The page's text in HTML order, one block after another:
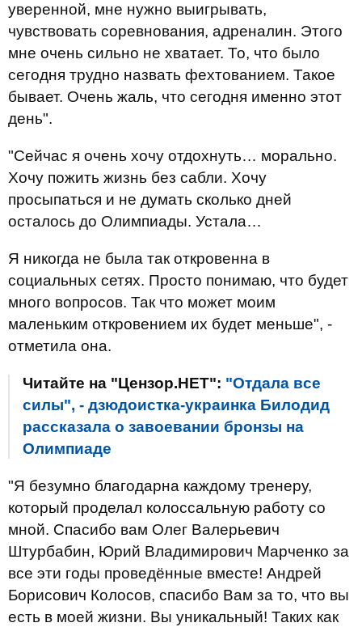
уверенной, мне нужно выигрывать,
чувствовать соревнования, адреналин. Этого
мне очень сильно не хватает. То, что было
сегодня трудно назвать фехтованием. Такое
бывает. Очень жаль, что сегодня именно этот
день".
"Сейчас я очень хочу отдохнуть… морально.
Хочу пожить жизнь без сабли. Хочу
просыпаться и не думать сколько дней
осталось до Олимпиады. Устала…
Я никогда не была так откровенна в
социальных сетях. Просто понимаю, что будет
много вопросов. Так что может моим
маленьким откровением их будет меньше", -
отметила она.
Читайте на "Цензор.НЕТ": "Отдала все
силы", - дзюдоистка-украинка Билодид
рассказала о завоевании бронзы на
Олимпиаде
"Я безумно благодарна каждому тренеру,
который проделал колоссальную работу со
мной. Спасибо вам Олег Валерьевич
Штурбабин, Юрий Владимирович Марченко за
все эти годы проведённые вместе! Андрей
Борисович Колосов, спасибо Вам за то, что вы
есть в моей жизни. Вы уникальный! Таких как